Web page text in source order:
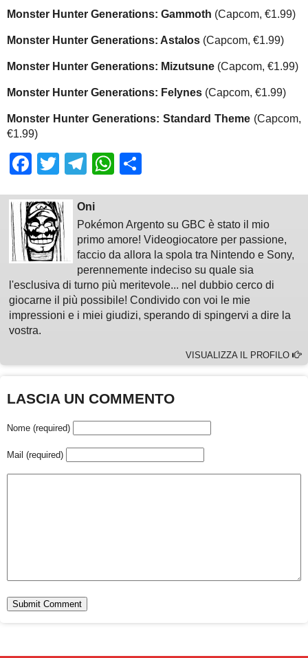
Monster Hunter Generations: Gammoth (Capcom, €1.99)
Monster Hunter Generations: Astalos (Capcom, €1.99)
Monster Hunter Generations: Mizutsune (Capcom, €1.99)
Monster Hunter Generations: Felynes (Capcom, €1.99)
Monster Hunter Generations: Standard Theme (Capcom,
€1.99)
Facebook
TwitterTelegram
WhatsApp
Oni
Pokémon Argento su GBC è stato il mio
primo amore! Videogiocatore per passione,
faccio da allora la spola tra Nintendo e Sony,
perennemente indeciso su quale sia
l'esclusiva di turno più meritevole... nel dubbio cerco di
giocarne il più possibile! Condivido con voi le mie
impressioni e i miei giudizi, sperando di spingervi a dire la
vostra.
VISUALIZZA IL PROFILO
LASCIA UN COMMENTO
Nome (required)
Mail (required)